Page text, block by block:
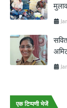
एक टिप्पणी भेजें